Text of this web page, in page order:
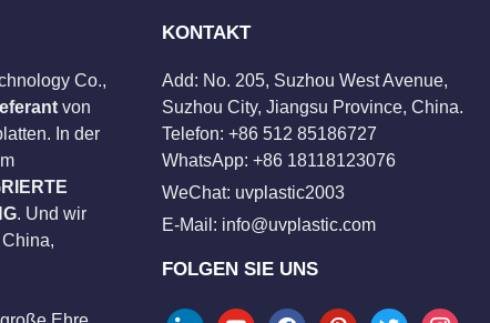
Co.,
von
In der
. Und wir
KONTAKT
Add: No. 205, Suzhou West Avenue,
Suzhou City, Jiangsu Province, China.
Telefon: +86 512 85186727
WhatsApp: +86 18118123076
WeChat: uvplastic2003
E-Mail: info@uvplastic.com
FOLGEN SIE UNS